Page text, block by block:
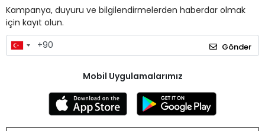
Kampanya, duyuru ve bilgilendirmelerden haberdar olmak
için kayıt olun.
Gönder
Mobil Uygulamalarımız